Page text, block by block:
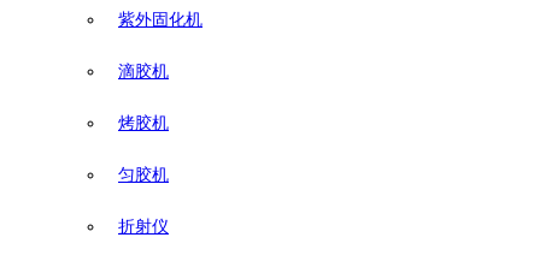
紫外固化机
滴胶机
烤胶机
匀胶机
折射仪